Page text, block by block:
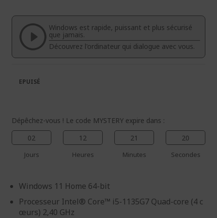
de
galerie
d’images
de
Galerie
d’images
Windows est rapide, puissant et plus sécurisé
que jamais.
Découvrez l'ordinateur qui dialogue avec vous.
Dépêchez-vous ! Le code MYSTERY expire dans :
02
Jours
12
Heures
21
Minutes
19
Secondes
Windows 11 Home 64-bit
Processeur Intel® Core™ i5-1135G7 Quad-core (4 c
œurs) 2,40 GHz
EPUISÉ